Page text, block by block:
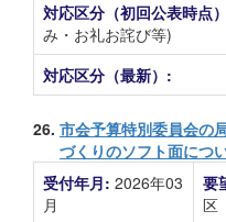
対応区分（初回公表時点
み・お礼お詫び等)
対応区分（最新）:
26. 市会予算特別委員会の
づくりのソフト面につ
受付年月: 2026年03
月
要
区